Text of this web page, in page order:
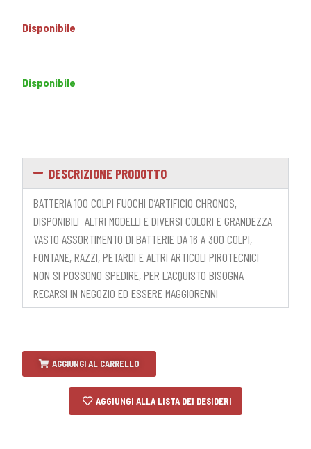
Disponibile
Disponibile
DESCRIZIONE PRODOTTO
BATTERIA 100 COLPI FUOCHI D’ARTIFICIO CHRONOS,
DISPONIBILI ALTRI MODELLI E DIVERSI COLORI E GRANDEZZA
VASTO ASSORTIMENTO DI BATTERIE DA 16 A 300 COLPI,
FONTANE, RAZZI, PETARDI E ALTRI ARTICOLI PIROTECNICI
NON SI POSSONO SPEDIRE, PER L’ACQUISTO BISOGNA
RECARSI IN NEGOZIO ED ESSERE MAGGIORENNI
AGGIUNGI AL CARRELLO
AGGIUNGI ALLA LISTA DEI DESIDERI